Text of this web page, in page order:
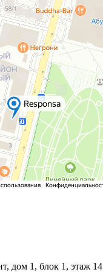
дом 1, блок 1, этаж 14